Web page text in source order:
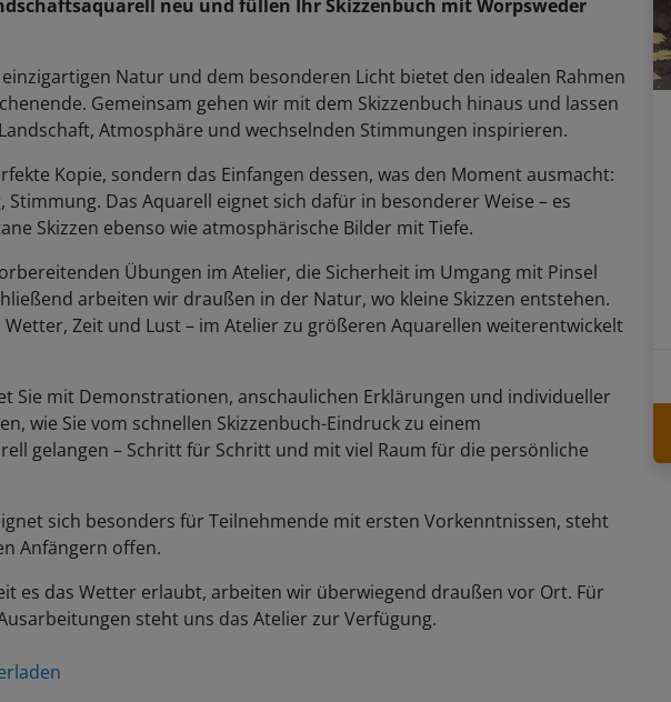
neu und füllen Ihr Skizzenbuch mit Worpsweder
Natur und dem besonderen Licht bietet den idealen Rahmen
Gemeinsam gehen wir mit dem Skizzenbuch hinaus und lassen
Atmosphäre und wechselnden Stimmungen inspirieren.
Kopie, sondern das Einfangen dessen, was den Moment ausmacht:
Stimmung. Das Aquarell eignet sich dafür in besonderer Weise – es
Skizzen ebenso wie atmosphärische Bilder mit Tiefe.
Übungen im Atelier, die Sicherheit im Umgang mit Pinsel
arbeiten wir draußen in der Natur, wo kleine Skizzen entstehen.
Wetter, Zeit und Lust – im Atelier zu größeren Aquarellen weiterentwickelt
Sie mit Demonstrationen, anschaulichen Erklärungen und individueller
wie Sie vom schnellen Skizzenbuch-Eindruck zu einem
gelangen – Schritt für Schritt und mit viel Raum für die persönliche
sich besonders für Teilnehmende mit ersten Vorkenntnissen, steht
Anfängern offen.
es das Wetter erlaubt, arbeiten wir überwiegend draußen vor Ort. Für
steht uns das Atelier zur Verfügung.